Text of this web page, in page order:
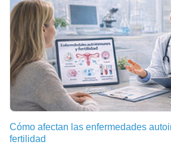
Cómo afectan las enfermedades
fertilidad